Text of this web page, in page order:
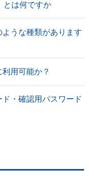
とは何ですか
うな種類があります
用可能か？
・確認用パスワード